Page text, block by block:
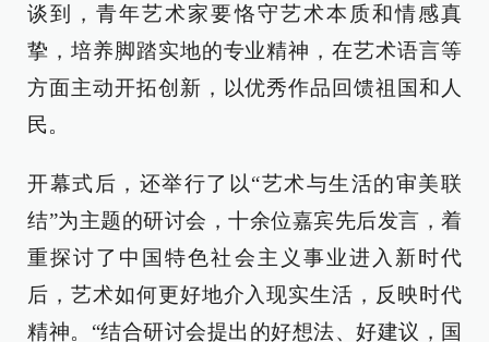
谈到，青年艺术家要恪守艺术本质和情感真
挚，培养脚踏实地的专业精神，在艺术语言等
方面主动开拓创新，以优秀作品回馈祖国和人
民。
开幕式后，还举行了以“艺术与生活的审美联
结”为主题的研讨会，十余位嘉宾先后发言，着
重探讨了中国特色社会主义事业进入新时代
后，艺术如何更好地介入现实生活，反映时代
精神。“结合研讨会提出的好想法、好建议，国